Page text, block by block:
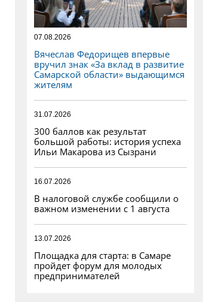
07.08.2026
Вячеслав Федорищев впервые
вручил знак «За вклад в развитие
Самарской области» выдающимся
жителям
31.07.2026
300 баллов как результат
большой работы: история успеха
Ильи Макарова из Сызрани
16.07.2026
В налоговой службе сообщили о
важном изменении с 1 августа
13.07.2026
Площадка для старта: в Самаре
пройдет форум для молодых
предпринимателей